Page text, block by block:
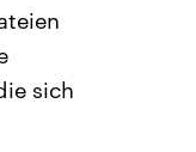
sich